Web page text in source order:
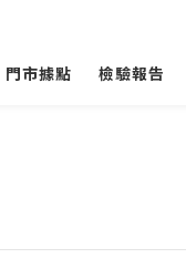
門市據點 檢驗報告